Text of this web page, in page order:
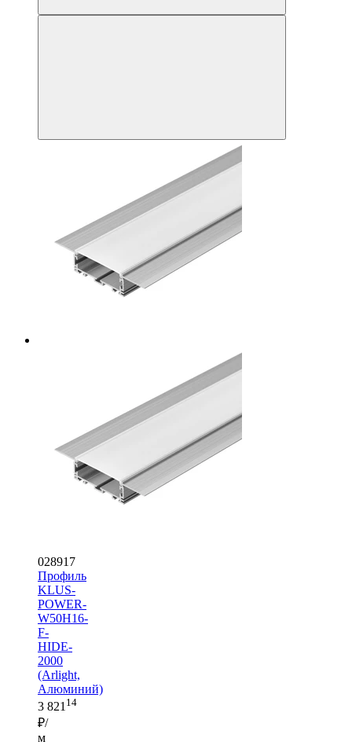
028917
Профиль
KLUS-
POWER-
W50H16-
F-
HIDE-
2000
(Arlight,
Алюминий)
3 821 14
₽/
м